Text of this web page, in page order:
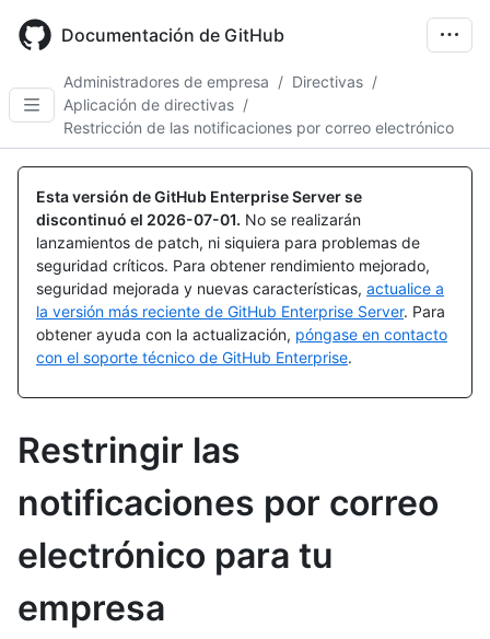
main
Documentación de GitHub
Administradores de empresa / Directivas /
Aplicación de directivas /
Restricción de las notificaciones por correo electrónico
Esta versión de GitHub Enterprise Server se
discontinuó el 2026-07-01. No se realizarán
lanzamientos de patch, ni siquiera para problemas de
seguridad críticos. Para obtener rendimiento mejorado,
seguridad mejorada y nuevas características, actualice a
la versión más reciente de GitHub Enterprise Server. Para
obtener ayuda con la actualización, póngase en contacto
con el soporte técnico de GitHub Enterprise.
Restringir las
notificaciones por correo
electrónico para tu
empresa